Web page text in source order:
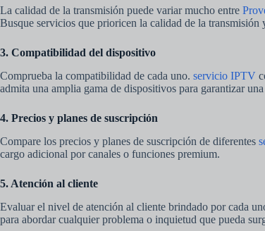
La calidad de la transmisión puede variar mucho entre
Busque servicios que prioricen la calidad de la
3. Compatibilidad del dispositivo
Comprueba la compatibilidad de cada uno. servicio IPTV
admita una amplia gama de dispositivos para garantizar
4. Precios y planes de suscripción
Compare los precios y planes de suscripción de diferentes
cargo adicional por canales o funciones premium.
5. Atención al cliente
Evaluar el nivel de atención al cliente brindado por cada
para abordar cualquier problema o inquietud que pueda